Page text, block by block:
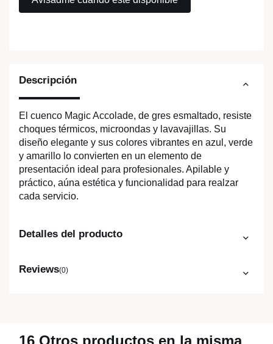
Descripción
El cuenco Magic Accolade, de gres esmaltado, resiste
choques térmicos, microondas y lavavajillas. Su
diseño elegante y sus colores vibrantes en azul, verde
y amarillo lo convierten en un elemento de
presentación ideal para profesionales. Apilable y
práctico, aúna estética y funcionalidad para realzar
cada servicio.
Detalles del producto
Reviews(0)
16 Otros productos en la misma